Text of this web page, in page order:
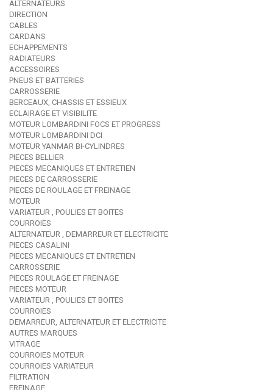
ALTERNATEURS
DIRECTION
CABLES
CARDANS
ECHAPPEMENTS
RADIATEURS
ACCESSOIRES
PNEUS ET BATTERIES
CARROSSERIE
BERCEAUX, CHASSIS ET ESSIEUX
ECLAIRAGE ET VISIBILITE
MOTEUR LOMBARDINI FOCS ET PROGRESS
MOTEUR LOMBARDINI DCI
MOTEUR YANMAR BI-CYLINDRES
PIECES BELLIER
PIECES MECANIQUES ET ENTRETIEN
PIECES DE CARROSSERIE
PIECES DE ROULAGE ET FREINAGE
MOTEUR
VARIATEUR , POULIES ET BOITES
COURROIES
ALTERNATEUR , DEMARREUR ET ELECTRICITE
PIECES CASALINI
PIECES MECANIQUES ET ENTRETIEN
CARROSSERIE
PIECES ROULAGE ET FREINAGE
PIECES MOTEUR
VARIATEUR , POULIES ET BOITES
COURROIES
DEMARREUR, ALTERNATEUR ET ELECTRICITE
AUTRES MARQUES
VITRAGE
COURROIES MOTEUR
COURROIES VARIATEUR
FILTRATION
FREINAGE